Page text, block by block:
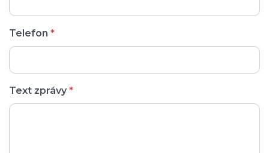
Telefon *
Text zprávy *